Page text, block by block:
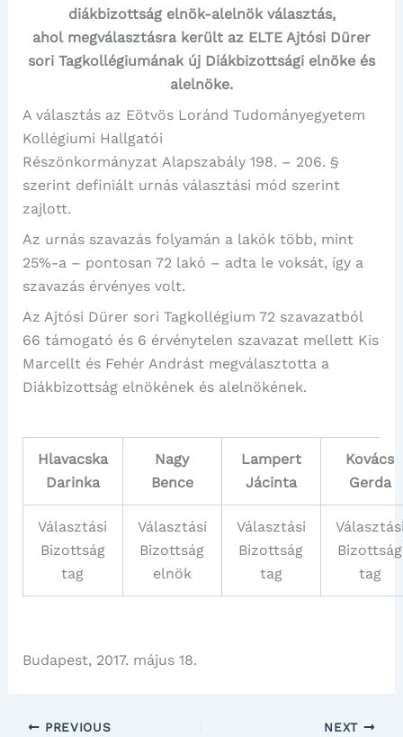
diákbizottság elnök-alelnök választás,
ahol megválasztásra került az ELTE Ajtósi Dürer
sori Tagkollégiumának új Diákbizottsági elnöke és
alelnöke.
A választás az Eötvös Loránd Tudományegyetem
Kollégiumi Hallgatói
Részönkormányzat Alapszabály 198. – 206. §
szerint definiált urnás választási mód szerint
zajlott.
Az urnás szavazás folyamán a lakók több, mint
25%-a – pontosan 72 lakó – adta le voksát, így a
szavazás érvényes volt.
Az Ajtósi Dürer sori Tagkollégium 72 szavazatból
66 támogató és 6 érvénytelen szavazat mellett Kis
Marcellt és Fehér Andrást megválasztotta a
Diákbizottság elnökének és alelnökének.
Hlavacska
Darinka
Nagy
Bence
Lampert
Jácinta
Kovács
Gerda
Választási
Bizottság
tag
Választási
Bizottság
elnök
Választási
Bizottság
tag
Bizottság
tag
Budapest, 2017. május 18.
PREVIOUS NEXT